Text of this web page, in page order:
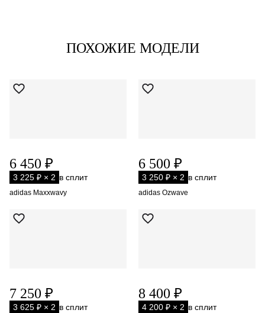
ПОХОЖИЕ МОДЕЛИ
6 450 ₽
3 225 ₽ × 2 в сплит
adidas Maxxwavy
6 500 ₽
3 250 ₽ × 2 в сплит
adidas Ozwave
7 250 ₽
3 625 ₽ × 2 в сплит
8 400 ₽
4 200 ₽ × 2 в сплит